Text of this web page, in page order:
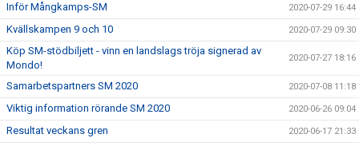
Inför Mångkamps-SM 2020-07-29 16:44
Kvällskampen 9 och 10 2020-07-29 09:30
Köp SM-stödbiljett - vinn en landslags tröja signerad av
Mondo!
2020-07-27 18:16
Samarbetspartners SM 2020 2020-07-08 11:18
Viktig information rörande SM 2020 2020-06-26 09:04
Resultat veckans gren 2020-06-17 21:33